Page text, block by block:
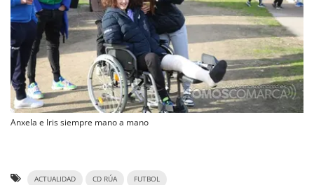
Anxela e Iris siempre mano a mano
ACTUALIDAD CD RÚA FUTBOL